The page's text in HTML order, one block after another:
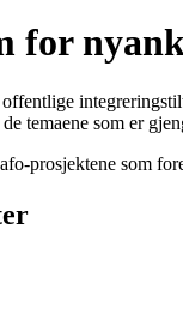
for
temaene som er
prosjektene som